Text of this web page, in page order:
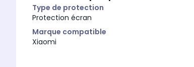
Type de protection
Protection écran
Marque compatible
Xiaomi